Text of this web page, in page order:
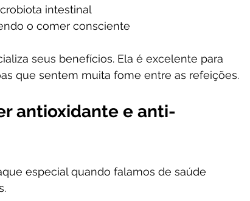
intestinal
o comer consciente
seus benefícios. Ela é excelente para
que sentem muita fome entre as refeições.
antioxidante e anti-
especial quando falamos de saúde